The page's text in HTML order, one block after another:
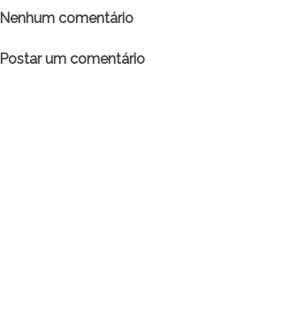
Nenhum comentário
Postar um comentário